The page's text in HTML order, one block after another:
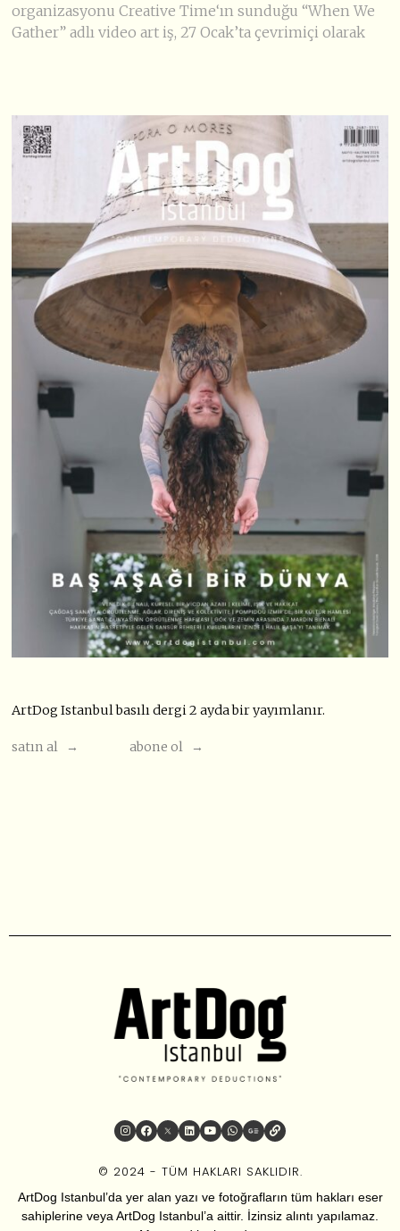
organizasyonu Creative Time‘ın sunduğu “When We
Gather” adlı video art iş, 27 Ocak’ta çevrimiçi olarak
ArtDog Istanbul basılı dergi 2 ayda bir yayımlanır.
satın al → abone ol →
© 2024 - TÜM HAKLARI SAKLIDIR.
ArtDog Istanbul’da yer alan yazı ve fotoğrafların tüm hakları eser
sahiplerine veya ArtDog Istanbul’a aittir. İzinsiz alıntı yapılamaz.